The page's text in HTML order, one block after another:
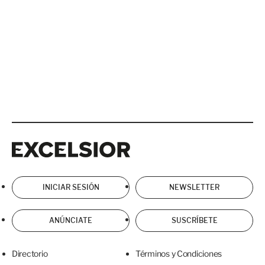
INICIAR SESIÓN NEWSLETTER
ANÚNCIATE SUSCRÍBETE
Directorio Términos y Condiciones